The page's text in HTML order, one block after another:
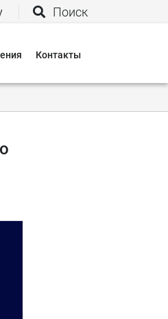
Поиск
Контакты